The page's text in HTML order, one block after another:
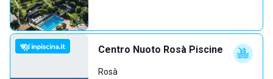
Centro Nuoto Rosà Piscine
Rosà